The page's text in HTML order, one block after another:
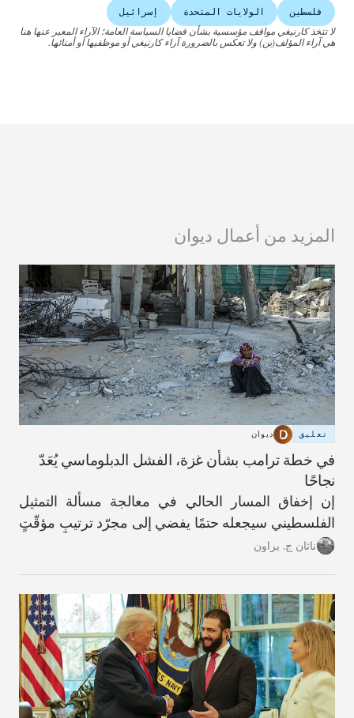
فلسطين الولايات المتحدة
إسرائيل
لا تتخذ كارنيغي مواقف مؤسسية بشأن قضايا السياسة العامة؛ الآراء المعبر عنها هنا
هي آراء المؤلف(ين) ولا تعكس بالضرورة آراء كارنيغي أو موظفيها أو أمنائها.
المزيد من أعمال ديوان
تعليق ديوان
في خطة ترامب بشأن غزة، الفشل الدبلوماسي يُعَدّ
نجاحًا
إن إخفاق المسار الحالي في معالجة مسألة التمثيل
الفلسطيني سيجعله حتمًا يفضي إلى مجرّد ترتيبٍ مؤقّتٍ
آخر.ناثان ج. براون